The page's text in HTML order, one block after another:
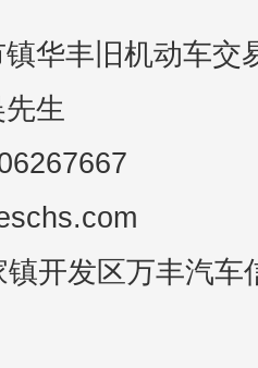
华丰旧机动车交
生
开发区万丰汽车